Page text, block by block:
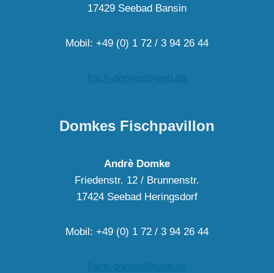
17429 Seebad Bansin
Mobil: +49 (0) 1 72 / 3 94 26 44
fisch-domke@web.de
Domkes Fischpavillon
Andrè Domke
Friedenstr. 12 / Brunnenstr.
17424 Seebad Heringsdorf
Mobil: +49 (0) 1 72 / 3 94 26 44
fisch-domke@web.de